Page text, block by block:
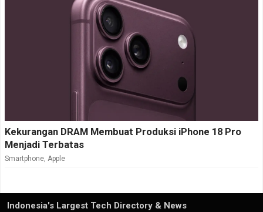
Kekurangan DRAM Membuat Produksi iPhone 18 Pro
Menjadi Terbatas
Smartphone Apple
Indonesia's Largest Tech Directory & News